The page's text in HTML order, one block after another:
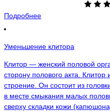
Подробнее
Уменьшение клитора
Клитор — женский половой
сторону полового акта.
строение. Он состоит из
в месте смыкания малых
сверху складки кожи